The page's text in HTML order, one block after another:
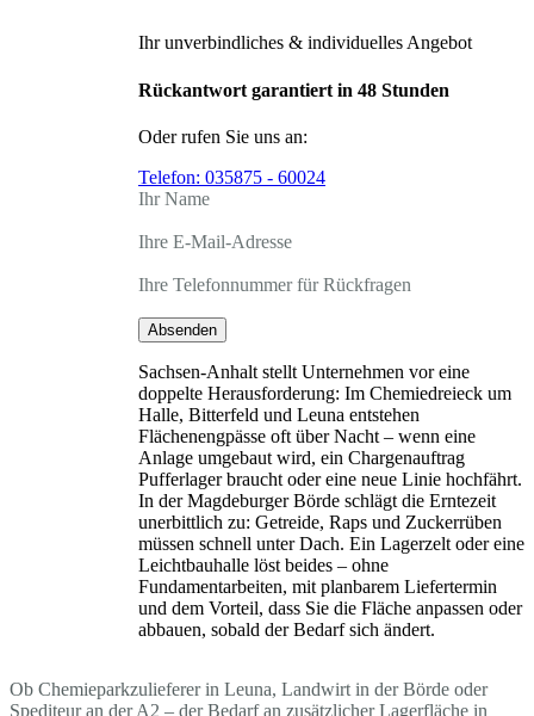
Ihr unverbindliches & individuelles Angebot
Rückantwort garantiert in 48 Stunden
Oder rufen Sie uns an:
Telefon: 035875 - 60024
Ihr Name
Ihre E-Mail-Adresse
Ihre Telefonnummer für Rückfragen
Absenden
Sachsen-Anhalt stellt Unternehmen vor eine
doppelte Herausforderung: Im Chemiedreieck um
Halle, Bitterfeld und Leuna entstehen
Flächenengpässe oft über Nacht – wenn eine
Anlage umgebaut wird, ein Chargenauftrag
Pufferlager braucht oder eine neue Linie hochfährt.
In der Magdeburger Börde schlägt die Erntezeit
unerbittlich zu: Getreide, Raps und Zuckerrüben
müssen schnell unter Dach. Ein Lagerzelt oder eine
Leichtbauhalle löst beides – ohne
Fundamentarbeiten, mit planbarem Liefertermin
und dem Vorteil, dass Sie die Fläche anpassen oder
abbauen, sobald der Bedarf sich ändert.
Ob Chemieparkzulieferer in Leuna, Landwirt in der Börde oder
Spediteur an der A2 – der Bedarf an zusätzlicher Lagerfläche in